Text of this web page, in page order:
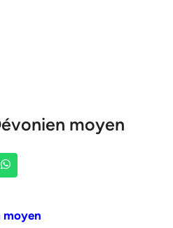
moyen
moyen